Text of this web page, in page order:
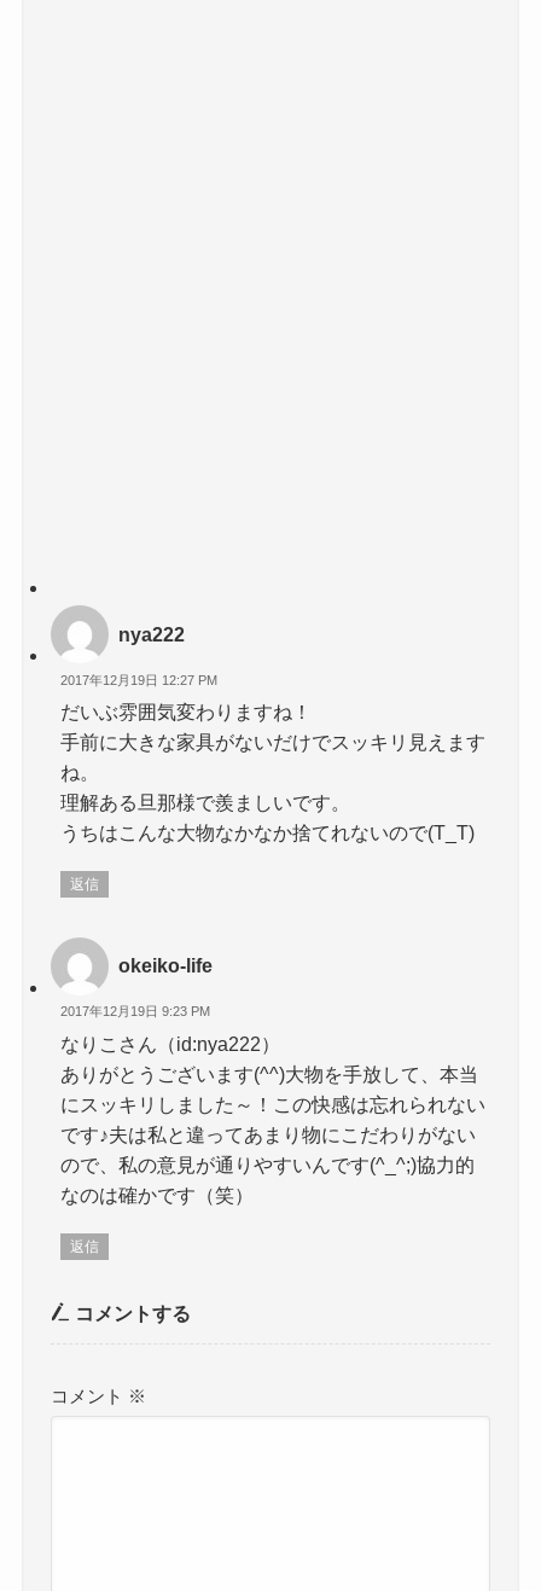
nya222
2017年12月19日 12:27 PM
だいぶ雰囲気変わりますね！
手前に大きな家具がないだけでスッキリ見えます
ね。
理解ある旦那様で羨ましいです。
うちはこんな大物なかなか捨てれないので(T_T)
返信
okeiko-life
2017年12月19日 9:23 PM
なりこさん（id:nya222）
ありがとうございます(^^)大物を手放して、本当
にスッキリしました～！この快感は忘れられない
です♪夫は私と違ってあまり物にこだわりがない
ので、私の意見が通りやすいんです(^_^;)協力的
なのは確かです（笑）
返信
コメントする
コメント ※